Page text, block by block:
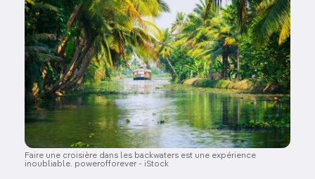
Faire une croisière dans les backwaters est une expérience
inoubliable. powerofforever - iStock